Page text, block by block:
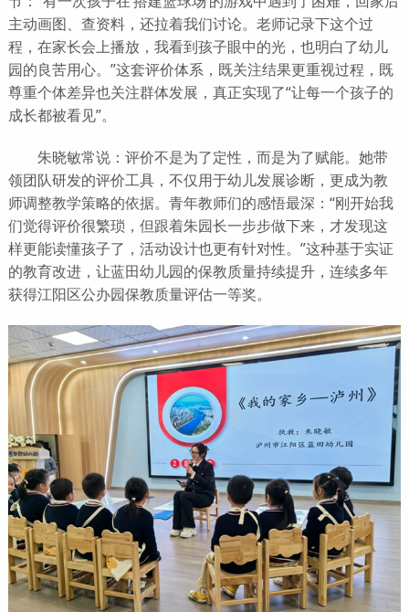
主动画图、查资料，还拉着我们讨论。老师记录下这个过
程，在家长会上播放，我看到孩子眼中的光，也明白了幼儿
园的良苦用心。”这套评价体系，既关注结果更重视过程，既
尊重个体差异也关注群体发展，真正实现了“让每一个孩子的
成长都被看见”。
朱晓敏常说：评价不是为了定性，而是为了赋能。她带
领团队研发的评价工具，不仅用于幼儿发展诊断，更成为教
师调整教学策略的依据。青年教师们的感悟最深：“刚开始我
们觉得评价很繁琐，但跟着朱园长一步步做下来，才发现这
样更能读懂孩子了，活动设计也更有针对性。”这种基于实证
的教育改进，让蓝田幼儿园的保教质量持续提升，连续多年
获得江阳区公办园保教质量评估一等奖。